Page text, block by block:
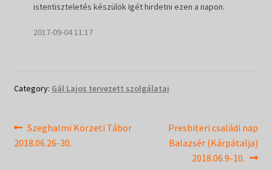
istentiszteletés készülök Igét hirdetni ezen a napon.
2017-09-04 11:17
Category: Gál Lajos tervezett szolgálatai
Bejegyzés
navigáció
Previous
post:
Szeghalmi Körzeti Tábor
2018.06.26-30.
Next
post:
Presbiteri családi nap
Balazsér (Kárpátalja)
2018.06.9-10.